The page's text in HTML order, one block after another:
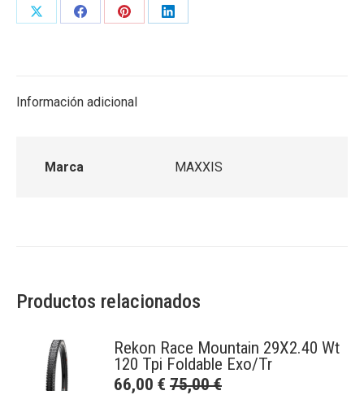
Share
Share
Share
Share
Información adicional
Marca MAXXIS
Productos relacionados
Rekon Race Mountain 29X2.40 Wt
120 Tpi Foldable Exo/Tr
66,00 € 75,00€